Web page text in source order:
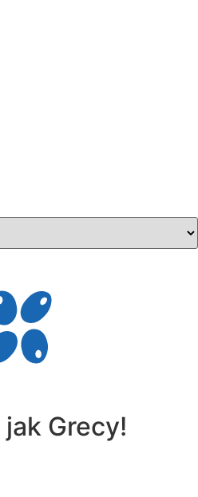
jak Grecy!